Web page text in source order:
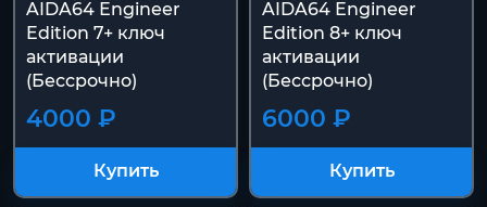
AIDA64 Еnginееr
Edition 7+ ключ
активации
(Бессрочно)
4000 ₽
Купить
AIDA64 Еnginееr
Edition 8+ ключ
активации
(Бессрочно)
6000 ₽
Купить